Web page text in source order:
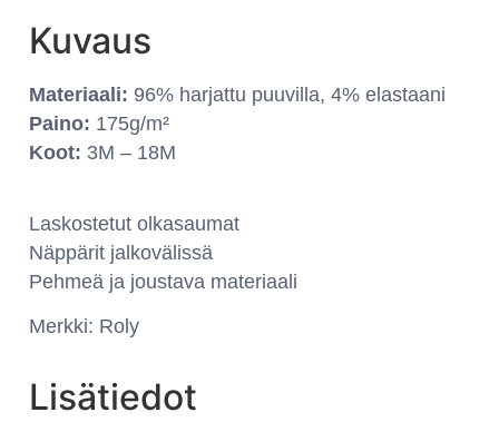
Kuvaus
Materiaali: 96% harjattu puuvilla, 4% elastaani
Paino: 175g/m²
Koot: 3M – 18M
Laskostetut olkasaumat
Näppärit jalkovälissä
Pehmeä ja joustava materiaali
Merkki: Roly
Lisätiedot